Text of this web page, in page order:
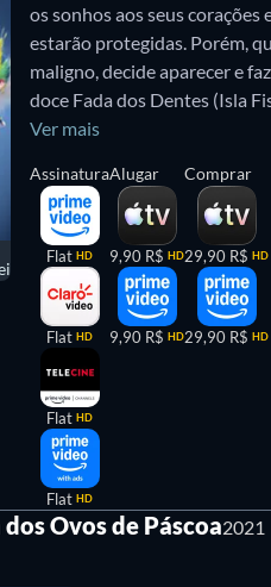
os sonhos aos seus corações
estarão protegidas. Porém,
maligno, decide aparecer e
doce Fada dos Dentes (Isla
o impetuoso Norte (Alec
Realizado por Peter Ramsey
animação em 3D baseado
volumes escrito pelo
Ver mais
Assinatura
Flat HD
Flat HD
Flat HD
Flat HD
Alugar
9,90 R$ HD
9,90 R$ HD
Comprar
29,90 R$ HD
29,90 R$ HD
dos Ovos de Páscoa2021